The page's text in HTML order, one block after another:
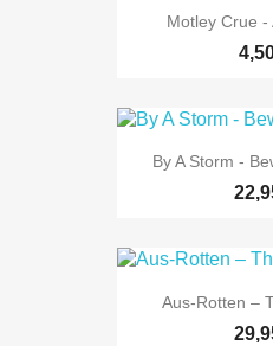
Motley Crue -
By A Storm -
Aus-Rotten –